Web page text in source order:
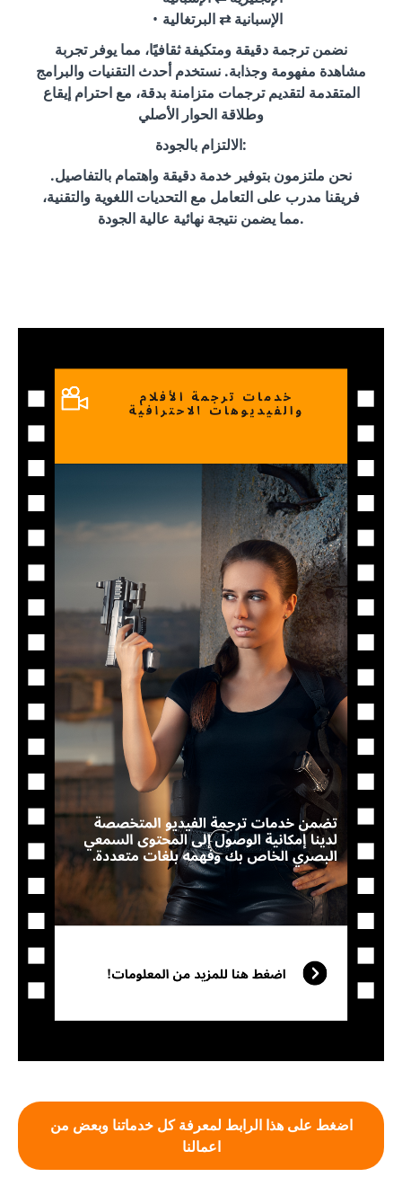
الإسبانية ⇄ البرتغالية
نضمن ترجمة دقيقة ومتكيفة ثقافيًا، مما يوفر تجربة
مشاهدة مفهومة وجذابة. نستخدم أحدث التقنيات والبرامج
المتقدمة لتقديم ترجمات متزامنة بدقة، مع احترام إيقاع
وطلاقة الحوار الأصلي
الالتزام بالجودة:
نحن ملتزمون بتوفير خدمة دقيقة واهتمام بالتفاصيل.
فريقنا مدرب على التعامل مع التحديات اللغوية والتقنية،
مما يضمن نتيجة نهائية عالية الجودة.
اضغط على هذا الرابط لمعرفة كل خدماتنا وبعض من
اعمالنا